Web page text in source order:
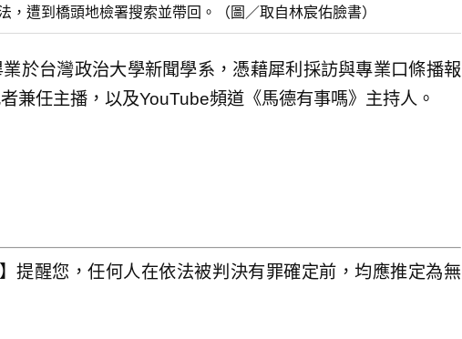
遭到橋頭地檢署搜索並帶回。（圖／取自林宸佑臉書）
於台灣政治大學新聞學系，憑藉犀利採訪與專業口條播報
兼任主播，以及YouTube頻道《馬德有事嗎》主持人。
】提醒您，任何人在依法被判決有罪確定前，均應推定為無